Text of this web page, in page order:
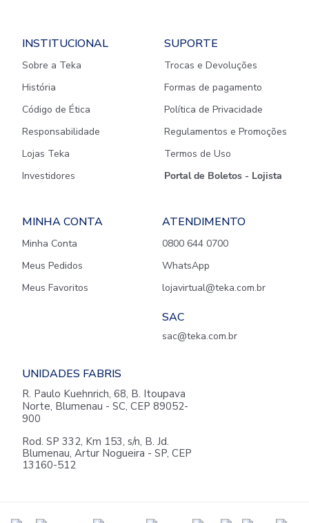
INSTITUCIONAL
Sobre a Teka
História
Código de Ética
Responsabilidade
Lojas Teka
Investidores
SUPORTE
Trocas e Devoluções
Formas de pagamento
Política de Privacidade
Regulamentos e Promoções
Termos de Uso
Portal de Boletos - Lojista
MINHA CONTA
Minha Conta
Meus Pedidos
Meus Favoritos
ATENDIMENTO
0800 644 0700
WhatsApp
lojavirtual@teka.com.br
SAC
sac@teka.com.br
UNIDADES FABRIS
R. Paulo Kuehnrich, 68, B. Itoupava
Norte, Blumenau - SC, CEP 89052-
900
Rod. SP 332, Km 153, s/n, B. Jd.
Blumenau, Artur Nogueira - SP, CEP
13160-512